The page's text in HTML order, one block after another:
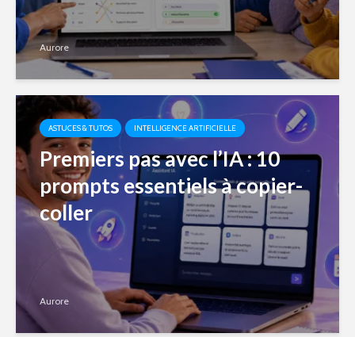
Aurore
ASTUCES & TUTOS INTELLIGENCE ARTIFICIELLE
Premiers pas avec l’IA : 10
prompts essentiels à copier-
coller
Aurore